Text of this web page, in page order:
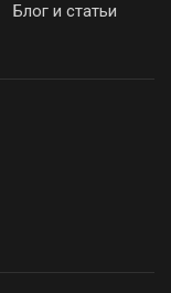
Блог и статьи